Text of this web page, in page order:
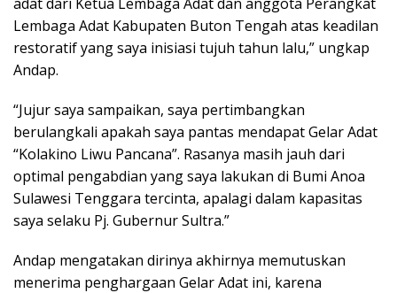
Lembaga Adat Kabupaten Buton Tengah atas keadilan
restoratif yang saya inisiasi tujuh tahun lalu,” ungkap
Andap.
“Jujur saya sampaikan, saya pertimbangkan
berulangkali apakah saya pantas mendapat Gelar Adat
“Kolakino Liwu Pancana”. Rasanya masih jauh dari
optimal pengabdian yang saya lakukan di Bumi Anoa
Sulawesi Tenggara tercinta, apalagi dalam kapasitas
saya selaku Pj. Gubernur Sultra.”
Andap mengatakan dirinya akhirnya memutuskan
menerima penghargaan Gelar Adat ini, karena